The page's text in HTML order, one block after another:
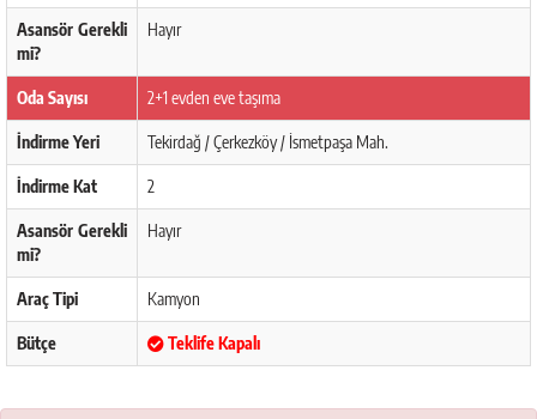
Asansör Gerekli
mi?
Hayır
Oda Sayısı 2+1 evden eve taşıma
İndirme Yeri Tekirdağ / Çerkezköy / İsmetpaşa Mah.
İndirme Kat 2
Asansör Gerekli
mi?
Hayır
Araç Tipi Kamyon
Bütçe Teklife Kapalı